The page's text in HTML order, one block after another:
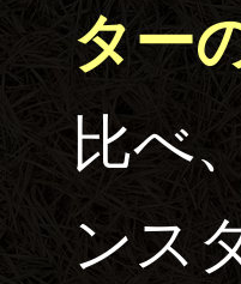
ター
比べ
ンス